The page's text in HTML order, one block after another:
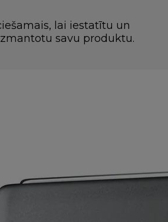
lai iestatītu un
savu produktu.